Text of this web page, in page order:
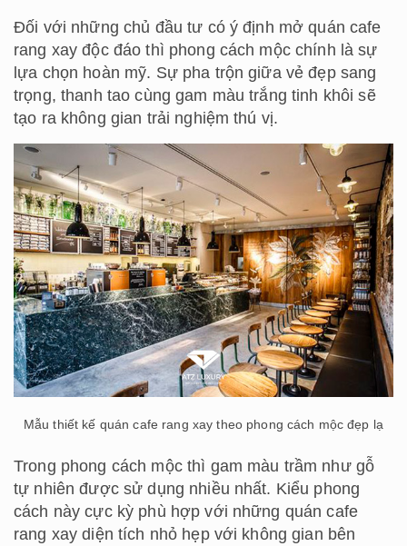
Đối với những chủ đầu tư có ý định mở quán cafe
rang xay độc đáo thì phong cách mộc chính là sự
lựa chọn hoàn mỹ. Sự pha trộn giữa vẻ đẹp sang
trọng, thanh tao cùng gam màu trắng tinh khôi sẽ
tạo ra không gian trải nghiệm thú vị.
Mẫu thiết kế quán cafe rang xay theo phong cách mộc đẹp lạ
Trong phong cách mộc thì gam màu trầm như gỗ
tự nhiên được sử dụng nhiều nhất. Kiểu phong
cách này cực kỳ phù hợp với những quán cafe
rang xay diện tích nhỏ hẹp với không gian bên